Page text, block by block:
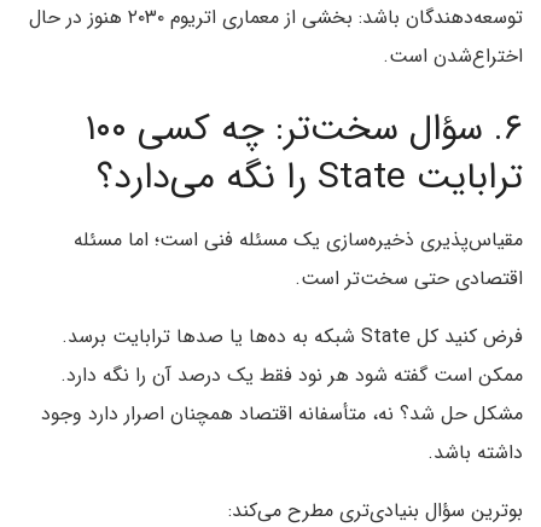
توسعه‌دهندگان باشد: بخشی از معماری اتریوم ۲۰۳۰ هنوز در حال
اختراع‌شدن است.
۶. سؤال سخت‌تر: چه کسی ۱۰۰
ترابایت State را نگه می‌دارد؟
مقیاس‌پذیری ذخیره‌سازی یک مسئله فنی است؛ اما مسئله
اقتصادی حتی سخت‌تر است.
فرض کنید کل State شبکه به ده‌ها یا صدها ترابایت برسد.
ممکن است گفته شود هر نود فقط یک درصد آن را نگه دارد.
مشکل حل شد؟ نه، متأسفانه اقتصاد همچنان اصرار دارد وجود
داشته باشد.
بوترین سؤال بنیادی‌تری مطرح می‌کند: